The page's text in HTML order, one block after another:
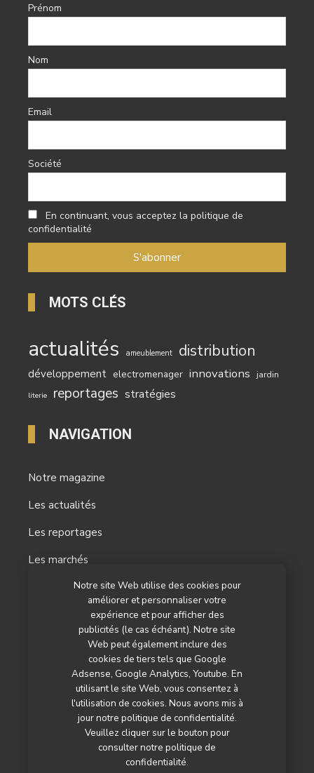
Notre site Web utilise des cookies pour
améliorer et personnaliser votre
expérience et pour afficher des
publicités (le cas échéant). Notre site
Web peut également inclure des
cookies de tiers tels que Google
Adsense, Google Analytics, Youtube. En
utilisant le site Web, vous consentez à
l'utilisation de cookies. Nous avons mis à
jour notre politique de confidentialité.
Veuillez cliquer sur le bouton pour
consulter notre politique de
confidentialité.
Prénom
Nom
Email
Société
En continuant, vous acceptez la politique de
confidentialité
MOTS CLÉS
actualités ameublement distribution
développement electromenager innovations jardin
literie reportages stratégies
NAVIGATION
Notre magazine
Les actualités
Les reportages
Les marchés
Nos autres titres
Qui sommes-nous ?
Contactez-nous
Mentions légales
Politique de confidentialité